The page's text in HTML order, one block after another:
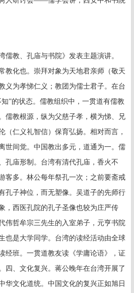
儒教、孔庙与书院》发表主题演讲。
教化也。崇拜对象为天地君亲师（敬天
义为孝悌仁义；教团为儒士君子。在台
”的状态。儒教组织中，一贯道有儒教
儒教根源，纵为父慈子孝，横为悌、兄
（仁义礼智信）保育弘扬。相对而言，
世间觉。中国教出多元，道通为一。儒
孔庙形制。台湾有清代孔庙，香火不
客多。林公每年祭孔一次；之前要斋戒
孔子神位，而无塑像。吴道子的先师行
，西医孔院的孔子圣像也较为庄严传
伟哲牟宗三先生的入室弟子，元亨书院
也是大学同学。台湾的读经活动由全球
经班。一贯道教友读《学庸论语》，证
四、文化复兴。蒋公晚年在台湾开展了
华文化道统。中国文化的复兴正如旭日